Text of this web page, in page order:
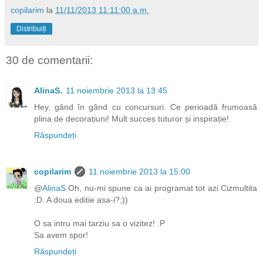
copilarim la 11/11/2013 11:11:00 a.m.
Distribuiți
30 de comentarii:
AlinaS. 11 noiembrie 2013 la 13:45
Hey, gând în gând cu concursuri. Ce perioadă frumoasă
plina de decorațiuni! Mult succes tuturor și inspirație!
Răspundeți
copilarim
11 noiembrie 2013 la 15:00
@AlinaS. Oh, nu-mi spune ca ai programat tot azi Cizmultita
:D. A doua editie asa-i?;))
O sa intru mai tarziu sa o vizitez! :P
Sa avem spor!
Răspundeți